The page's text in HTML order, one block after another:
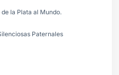
la Plata al Mundo.
Paternales